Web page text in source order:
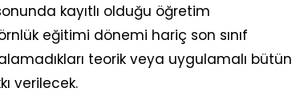
kayıtlı olduğu öğretim
eğitimi dönemi hariç son sınıf
teorik veya uygulamalı bütün
verilecek.